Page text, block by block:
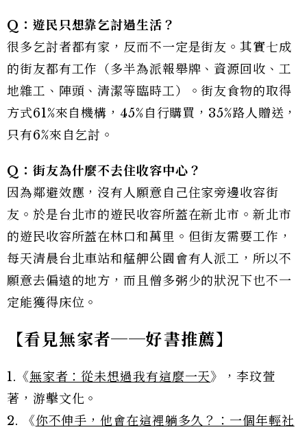
Q ：遊民只想靠乞討過生活？
很多乞討者都有家，反而不一定是街友。其實七成
的街友都有工作（多半為派報舉牌、資源回收、工
地雜工、陣頭、清潔等臨時工）。街友食物的取得
方式61%來自機構，45%自行購買，35%路人贈送，
只有6%來自乞討。
Q ：街友為什麼不去住收容中心？
因為鄰避效應，沒有人願意自己住家旁邊收容街
友。於是台北市的遊民收容所蓋在新北市。新北市
的遊民收容所蓋在林口和萬里。但街友需要工作，
每天清晨台北車站和艋舺公園會有人派工，所以不
願意去偏遠的地方，而且僧多粥少的狀況下也不一
定能獲得床位。
【看見無家者──好書推薦】
1.《無家者：從未想過我有這麼一天》，李玟萱
著，游擊文化。
2. 《你不伸手，他會在這裡躺多久？：一個年輕社